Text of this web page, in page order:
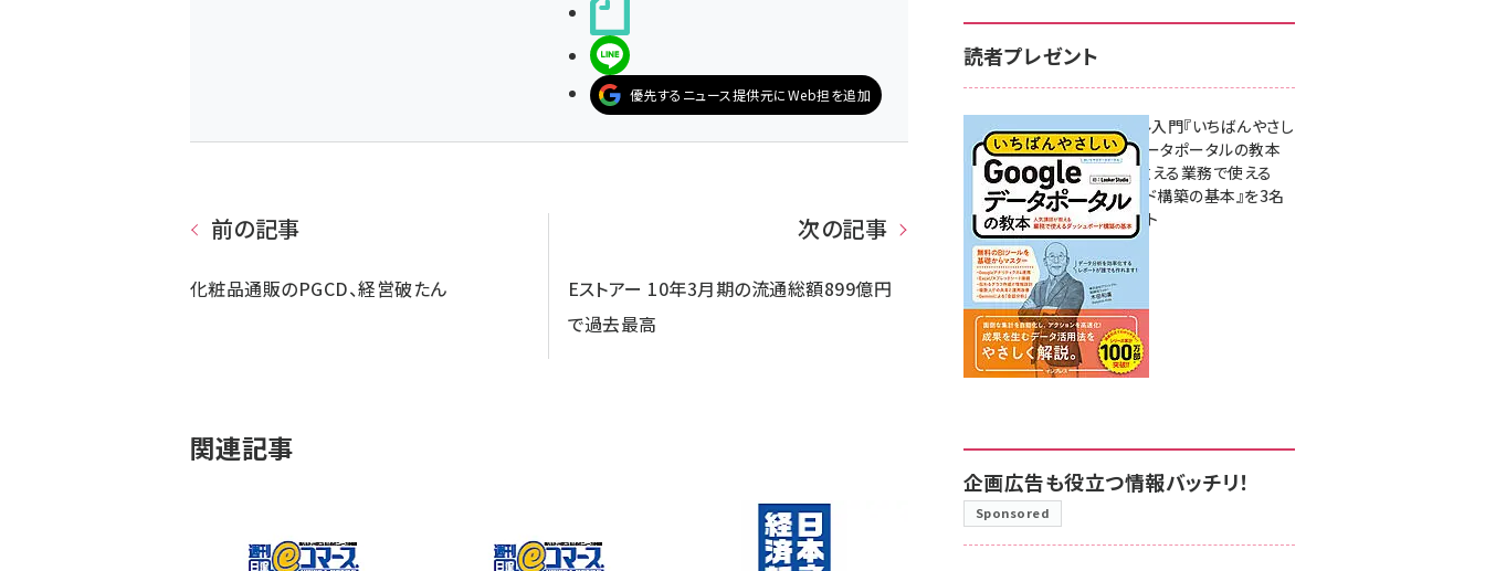
LINEで送る
優先するニュース提供元にWeb担を追加
前の記事
化粧品通販のPGCD、経営破たん
次の記事
Eストアー 10年3月期の流通総額899億円
で過去最高
関連記事
読者プレゼント
無料BIツール入門『いちばんやさし
いGoogleデータポータルの教本
人気講師が教える業務で使える
ダッシュボード構築の基本』を3名
様にプレゼント
7月31日 10:00
企画広告も役立つ情報バッチリ！
Sponsored